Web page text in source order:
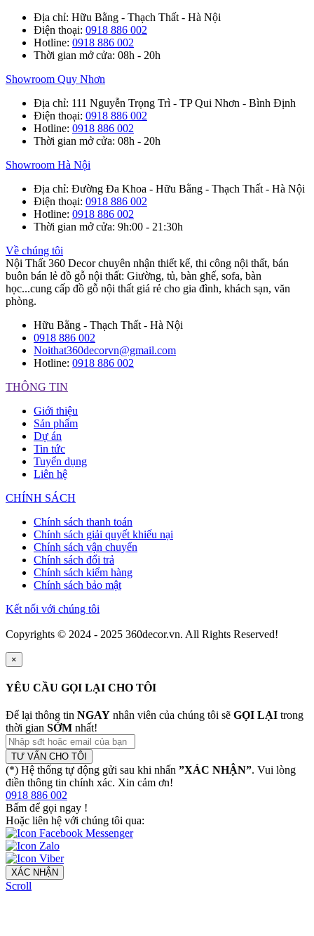
Địa chỉ: Hữu Bằng - Thạch Thất - Hà Nội
Điện thoại: 0918 886 002
Hotline: 0918 886 002
Thời gian mở cửa: 08h - 20h
Showroom Quy Nhơn
Địa chỉ: 111 Nguyễn Trọng Trì - TP Qui Nhơn - Bình Định
Điện thoại: 0918 886 002
Hotline: 0918 886 002
Thời gian mở cửa: 08h - 20h
Showroom Hà Nội
Địa chỉ: Đường Đa Khoa - Hữu Bằng - Thạch Thất - Hà Nội
Điện thoại: 0918 886 002
Hotline: 0918 886 002
Thời gian mở cửa: 9h:00 - 21:30h
Về chúng tôi
Nội Thất 360 Decor chuyên nhận thiết kế, thi công nội thất, bán
buôn bán lẻ đồ gỗ nội thất: Giường, tủ, bàn ghế, sofa, bàn
học...cung cấp đồ gỗ nội thất giá rẻ cho gia đình, khách sạn, văn
phòng.
Hữu Bằng - Thạch Thất - Hà Nội
0918 886 002
Noithat360decorvn@gmail.com
Hotline: 0918 886 002
THÔNG TIN
Giới thiệu
Sản phẩm
Dự án
Tin tức
Tuyển dụng
Liên hệ
CHÍNH SÁCH
Chính sách thanh toán
Chính sách giải quyết khiếu nại
Chính sách vận chuyển
Chính sách đổi trả
Chính sách kiểm hàng
Chính sách bảo mật
Kết nối với chúng tôi
Copyrights © 2024 - 2025 360decor.vn. All Rights Reserved!
×
YÊU CẦU GỌI LẠI CHO TÔI
Để lại thông tin NGAY nhân viên của chúng tôi sẽ GỌI LẠI trong
thời gian SỚM nhất!
TƯ VẤN CHO TÔI
(*) Hệ thống tự động gửi sau khi nhấn ”XÁC NHẬN”. Vui lòng
điền thông tin chính xác. Xin cảm ơn!
0918 886 002
Bấm để gọi ngay !
Hoặc liên hệ với chúng tôi qua:
XÁC NHẬN
Scroll